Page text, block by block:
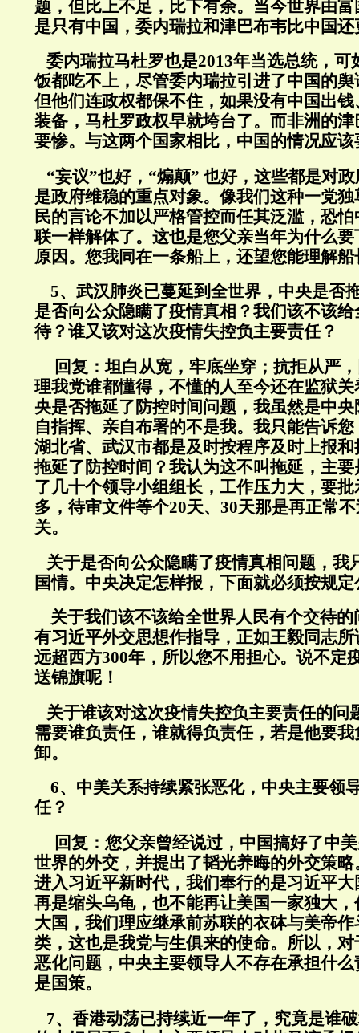
题，但比上不足，比下有余。当今世界由
是只有中国，委内瑞拉和津巴布韦比中国还
委内瑞拉马杜罗也是2013年当选总统，可
饭都吃不上，尽管委内瑞拉引进了中国的
但他们连政权都保不住，如果没有中国出
装备，马杜罗政权早就垮台了。而非洲的
要惨。与这两个国家相比，中国的情况应
“妄议”也好，“煽颠” 也好，这些都是对
是政府维稳的重点对象。像我们这种一党
民的言论不加以严格管控而任其泛滥，恐
联一样解体了。这也是您父亲当年为什么
原因。您我同在一条船上，还望您能理解
5、武汉肺炎已蔓延到全世界，中央是否
是否向公众隐瞒了疫情真相？我们该不该
待？谁又该对这次疫情失控负主要责任？
回复：坦白从宽，牢底坐穿；抗拒从严
理我党谁都懂得，不懂的人至今还在监狱
央是否拖延了防控时间问题，我虽然是中
自指挥、亲自布署的不是我。我只能告诉
湖北省、武汉市都是及时按程序及时上报
拖延了防控时间？我认为这不叫拖延，主
了几十个领导小组组长，工作压力大，要
多，待审文件等个20天、30天那是再正常
关。
关于是否向公众隐瞒了疫情真相问题，我
国情。中央决定怎样报，下面就必须按规定
关于我们该不该给全世界人民有个交待
有习近平外交思想作指导，正如王毅同志
远超西方300年，所以您不用担心。说不定
送锦旗呢！
关于谁该对这次疫情失控负主要责任的问
需要谁负责任，谁就得负责任，若是他要
卸。
6、中美关系持续紧张恶化，中央主要领
任？
回复： 您父亲曾经说过，中国搞好了中
世界的外交，并提出了韬光养晦的外交策
进入习近平新时代，我们奉行的是习近平
再是缩头乌龟，也不能再让美国一家独大
大国，我们理应继承前苏联的衣砵与美帝
类，这也是我党与生俱来的使命。所以，
恶化问题，中央主要领导人不存在承担什
是国策。
7、香港动荡已持续近一年了，究竟是谁